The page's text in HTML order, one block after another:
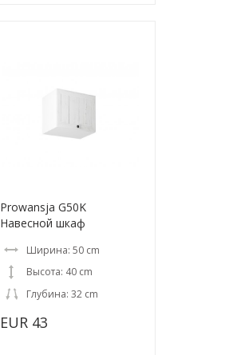
Prowansja G50K
Навесной шкаф
Ширина: 50 cm
Высота: 40 cm
Глубина: 32 cm
EUR 43